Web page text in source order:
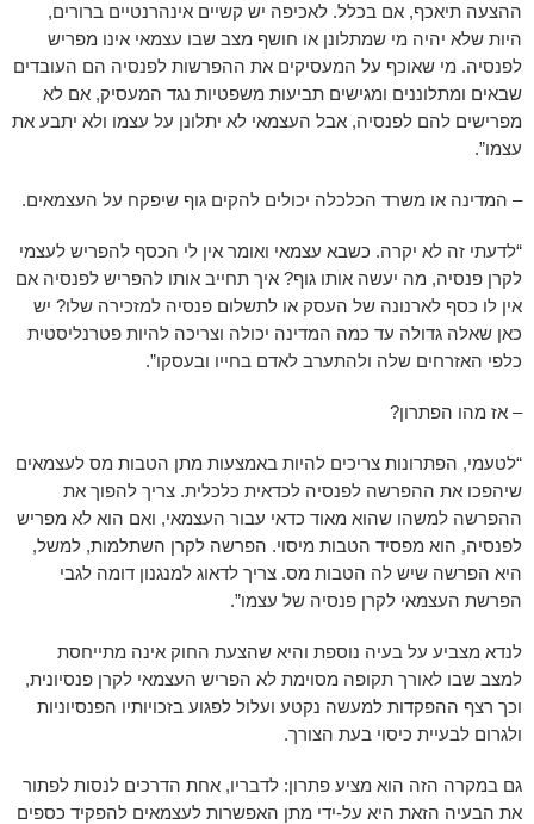
ההצעה תיאכף, אם בכלל. לאכיפה יש קשיים אינהרנטיים ברורים,
היות שלא יהיה מי שמתלונן או חושף מצב שבו עצמאי אינו מפריש
לפנסיה. מי שאוכף על המעסיקים את ההפרשות לפנסיה הם העובדים
שבאים ומתלוננים ומגישים תביעות משפטיות נגד המעסיק, אם לא
מפרישים להם לפנסיה, אבל העצמאי לא יתלונן על עצמו ולא יתבע את
עצמו”.
– המדינה או משרד הכלכלה יכולים להקים גוף שיפקח על העצמאים.
“לדעתי זה לא יקרה. כשבא עצמאי ואומר אין לי הכסף להפריש לעצמי
לקרן פנסיה, מה יעשה אותו גוף? איך תחייב אותו להפריש לפנסיה אם
אין לו כסף לארנונה של העסק או לתשלום פנסיה למזכירה שלו? יש
כאן שאלה גדולה עד כמה המדינה יכולה וצריכה להיות פטרנליסטית
כלפי האזרחים שלה ולהתערב לאדם בחייו ובעסקו”.
– אז מהו הפתרון?
“לטעמי, הפתרונות צריכים להיות באמצעות מתן הטבות מס לעצמאים
שיהפכו את ההפרשה לפנסיה לכדאית כלכלית. צריך להפוך את
ההפרשה למשהו שהוא מאוד כדאי עבור העצמאי, ואם הוא לא מפריש
לפנסיה, הוא מפסיד הטבות מיסוי. הפרשה לקרן השתלמות, למשל,
היא הפרשה שיש לה הטבות מס. צריך לדאוג למנגנון דומה לגבי
הפרשת העצמאי לקרן פנסיה של עצמו”.
לנדא מצביע על בעיה נוספת והיא שהצעת החוק אינה מתייחסת
למצב שבו לאורך תקופה מסוימת לא הפריש העצמאי לקרן פנסיונית,
וכך רצף ההפקדות למעשה נקטע ועלול לפגוע בזכויותיו הפנסיוניות
ולגרום לבעיית כיסוי בעת הצורך.
גם במקרה הזה הוא מציע פתרון: לדבריו, אחת הדרכים לנסות לפתור
את הבעיה הזאת היא על-ידי מתן האפשרות לעצמאים להפקיד כספים